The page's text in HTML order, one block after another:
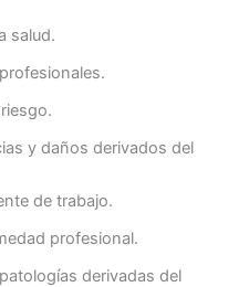
salud.
y daños derivados del
de trabajo.
profesional.
derivadas del